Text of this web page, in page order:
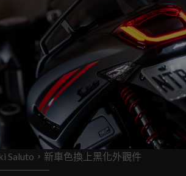
Saluto，新車色換上黑化外觀件